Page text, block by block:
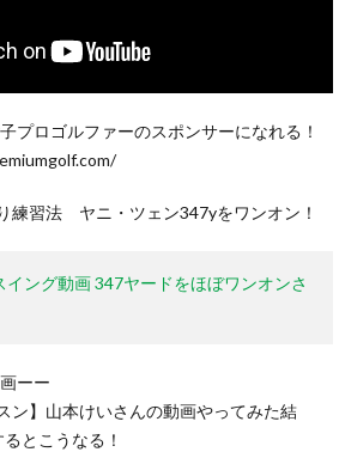
プロゴルファーのスポンサーになれる！
練習法 ヤニ・ツェン347yをワンオン！
イング動画 347ヤードをほぼワンオンさ
ーー
ン】山本けいさんの動画やってみた結
とこうなる！